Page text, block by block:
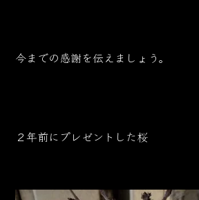
今までの感謝を伝えましょう。
２年前にプレゼントした桜